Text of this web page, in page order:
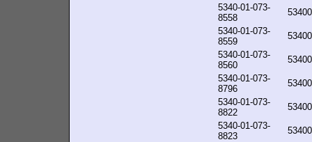
5340-01-073-
8558
5340-01-073-
8559
5340-01-073-
8560
5340-01-073-
8796
5340-01-073-
8822
5340-01-073-
8823